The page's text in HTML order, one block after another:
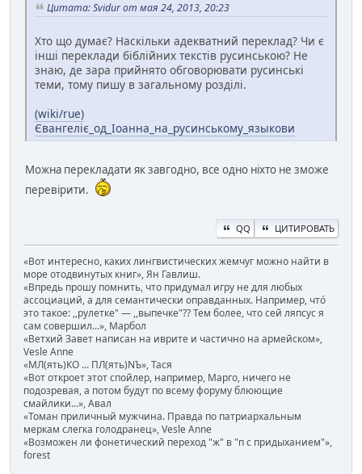
Цитата: Svidur от мая 24, 2013, 20:23
Хто що думає? Наскільки адекватний переклад? Чи є
інші переклади біблійних текстів русинською? Не
знаю, де зара прийнято обговорювати русинські
теми, тому пишу в загальному розділі.
(wiki/rue)
Євангеліє_од_Іоанна_на_русинському_языкови
Можна перекладати як завгодно, все одно ніхто не зможе
перевірити.
QQ ЦИТИРОВАТЬ
«Вот интересно, каких лингвистических жемчуг можно найти в
море отодвинутых книг», Ян Гавлиш.
«Впредь прошу помнить, что придумал игру не для любых
ассоциаций, а для семантически оправданных. Например, чтó
это такое: ,,рулетке" — ,,выпечке"?? Тем более, что сей ляпсус я
сам совершил...», Марбол
«Ветхий Завет написан на иврите и частично на армейском»,
Vesle Anne
«МЛ(ять)КО ... ПЛ(ять)NЪ», Тася
«Вот откроет этот спойлер, например, Марго, ничего не
подозревая, а потом будут по всему форуму блюющие
смайлики...», Авал
«Томан приличный мужчина. Правда по патриархальным
меркам слегка голодранец», Vesle Anne
«Возможен ли фонетический переход "ж" в "п с придыханием"»,
forest